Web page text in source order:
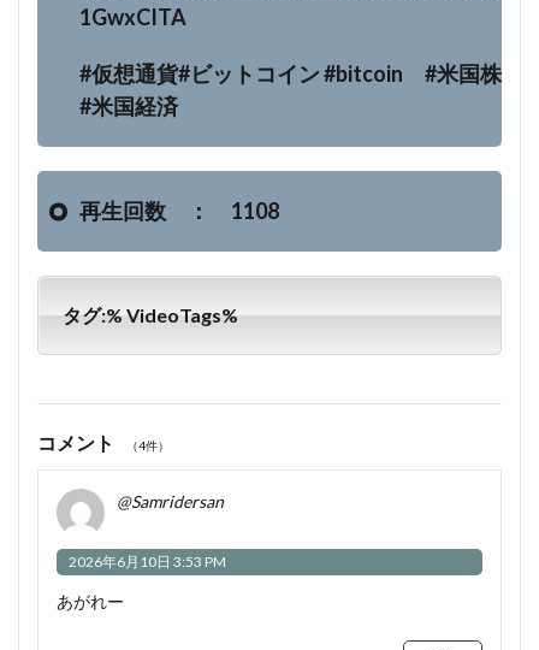
1GwxCITA
#仮想通貨#ビットコイン #bitcoin #米国株
#米国経済
再生回数 ： 1108
タグ:% VideoTags%
コメント （4件）
@Samridersan
2026年6月10日 3:53 PM
あがれー